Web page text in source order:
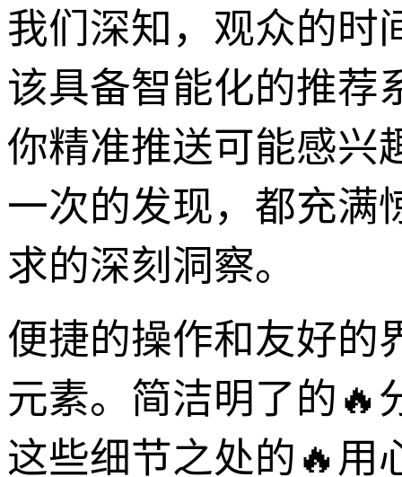
我们深知，观众的时
该具备智能化的推荐
你精准推送可能感兴
一次的发现，都充满
求的深刻洞察。
便捷的操作和友好的
元素。简洁明了的🔥
这些细节之处的🔥用